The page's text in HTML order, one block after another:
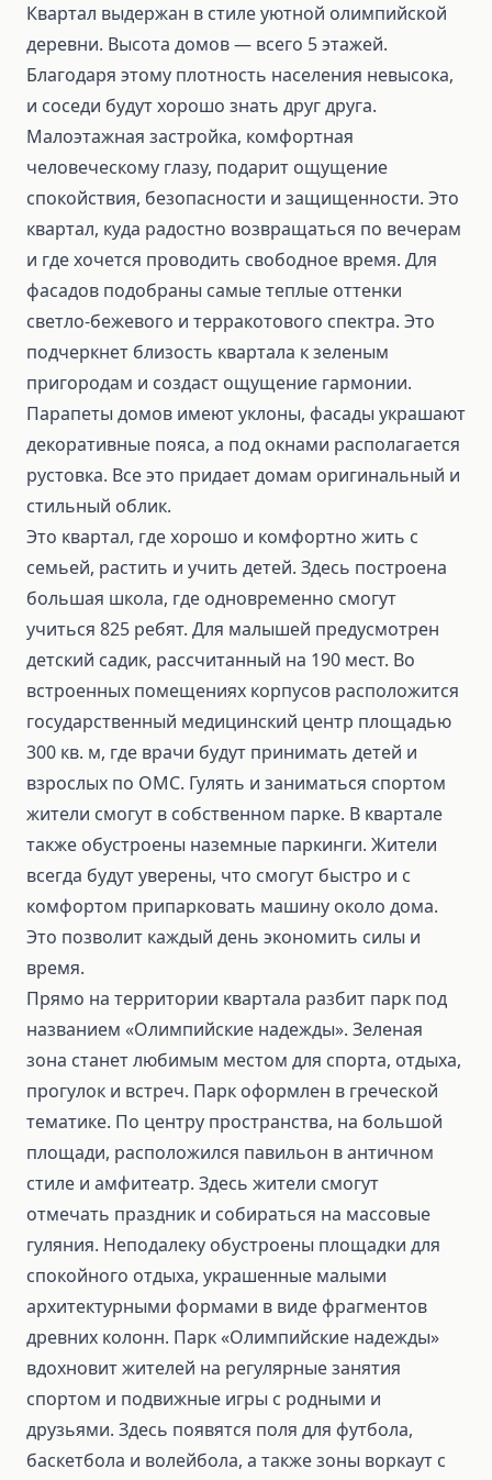
Квартал выдержан в стиле уютной олимпийской
деревни. Высота домов — всего 5 этажей.
Благодаря этому плотность населения невысока,
и соседи будут хорошо знать друг друга.
Малоэтажная застройка, комфортная
человеческому глазу, подарит ощущение
спокойствия, безопасности и защищенности. Это
квартал, куда радостно возвращаться по вечерам
и где хочется проводить свободное время. Для
фасадов подобраны самые теплые оттенки
светло-бежевого и терракотового спектра. Это
подчеркнет близость квартала к зеленым
пригородам и создаст ощущение гармонии.
Парапеты домов имеют уклоны, фасады украшают
декоративные пояса, а под окнами располагается
рустовка. Все это придает домам оригинальный и
стильный облик.
Это квартал, где хорошо и комфортно жить с
семьей, растить и учить детей. Здесь построена
большая школа, где одновременно смогут
учиться 825 ребят. Для малышей предусмотрен
детский садик, рассчитанный на 190 мест. Во
встроенных помещениях корпусов расположится
государственный медицинский центр площадью
300 кв. м, где врачи будут принимать детей и
взрослых по ОМС. Гулять и заниматься спортом
жители смогут в собственном парке. В квартале
также обустроены наземные паркинги. Жители
всегда будут уверены, что смогут быстро и с
комфортом припарковать машину около дома.
Это позволит каждый день экономить силы и
время.
Прямо на территории квартала разбит парк под
названием «Олимпийские надежды». Зеленая
зона станет любимым местом для спорта, отдыха,
прогулок и встреч. Парк оформлен в греческой
тематике. По центру пространства, на большой
площади, расположился павильон в античном
стиле и амфитеатр. Здесь жители смогут
отмечать праздник и собираться на массовые
гуляния. Неподалеку обустроены площадки для
спокойного отдыха, украшенные малыми
архитектурными формами в виде фрагментов
древних колонн. Парк «Олимпийские надежды»
вдохновит жителей на регулярные занятия
спортом и подвижные игры с родными и
друзьями. Здесь появятся поля для футбола,
баскетбола и волейбола, а также зоны воркаут с